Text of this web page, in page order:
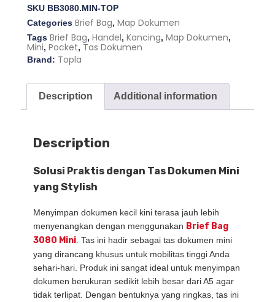
SKU BB3080.MIN-TOP
Categories Brief Bag, Map Dokumen
Tags Brief Bag, Handel, Kancing, Map Dokumen,
Mini, Pocket, Tas Dokumen
Brand: Topla
Description Additional information
Description
Solusi Praktis dengan Tas Dokumen Mini
yang Stylish
Menyimpan dokumen kecil kini terasa jauh lebih
menyenangkan dengan menggunakan Brief Bag
3080 Mini . Tas ini hadir sebagai tas dokumen mini
yang dirancang khusus untuk mobilitas tinggi Anda
sehari-hari. Produk ini sangat ideal untuk menyimpan
dokumen berukuran sedikit lebih besar dari A5 agar
tidak terlipat. Dengan bentuknya yang ringkas, tas ini